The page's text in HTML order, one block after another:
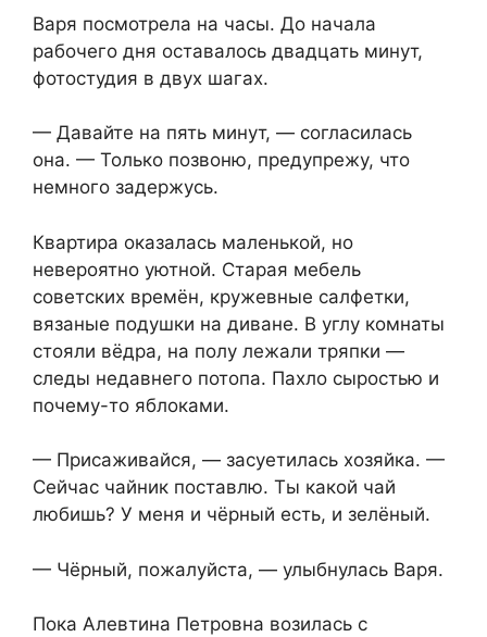
Варя посмотрела на часы. До начала
рабочего дня оставалось двадцать минут,
фотостудия в двух шагах.
— Давайте на пять минут, — согласилась
она. — Только позвоню, предупрежу, что
немного задержусь.
Квартира оказалась маленькой, но
невероятно уютной. Старая мебель
советских времён, кружевные салфетки,
вязаные подушки на диване. В углу комнаты
стояли вёдра, на полу лежали тряпки —
следы недавнего потопа. Пахло сыростью и
почему-то яблоками.
— Присаживайся, — засуетилась хозяйка. —
Сейчас чайник поставлю. Ты какой чай
любишь? У меня и чёрный есть, и зелёный.
— Чёрный, пожалуйста, — улыбнулась Варя.
Пока Алевтина Петровна возилась с